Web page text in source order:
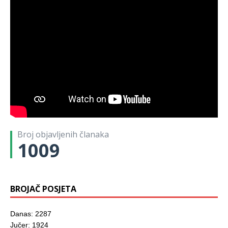
Broj objavljenih članaka
1009
BROJAČ POSJETA
Danas: 2287
Jučer: 1924